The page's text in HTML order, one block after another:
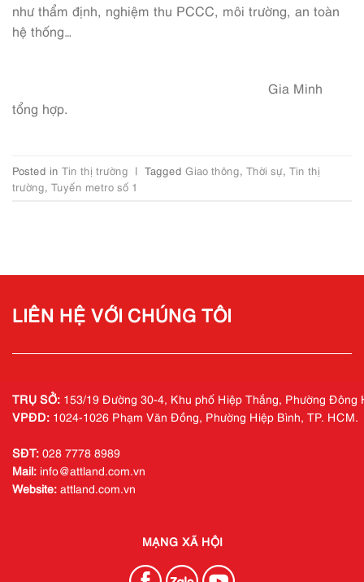
như thẩm định, nghiệm thu PCCC, môi trường, an toàn
hệ thống…
Gia Minh
tổng hợp.
Posted in Tin thị trường | Tagged Giao thông, Thời sự, Tin thị
trường, Tuyến metro số 1
LIÊN HỆ VỚI CHÚNG TÔI
TRỤ SỞ: 153/19 Đường 30-4, Khu phố Hiệp Thắng, Phường Đông
VPĐD: 1024-1026 Phạm Văn Đồng, Phường Hiệp Bình, TP. HCM.
SĐT: 028 7778 8989
Mail: info@ attland.com.vn
Website: attland.com.vn
MẠNG XÃ HỘI